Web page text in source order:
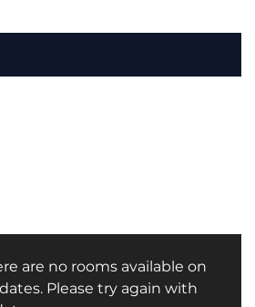
are no rooms available on
Please try again with